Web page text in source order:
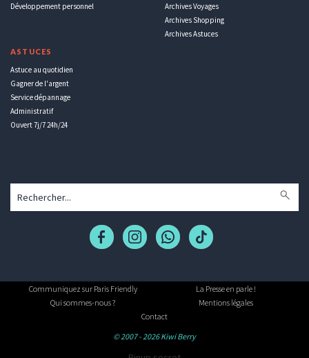
Développement personnel
ASTUCES
Astuce au quotidien
Gagner de l'argent
Service dépannage
Administratif
Ouvert 7j/7 24h/24
Archives Voyages
Archives Shopping
Archives Astuces
Communiquez sur Paris Friendly
La Presse en parle !
Qui sommes-nous ?
Mentions légales
Contact
© 2007 - 2026 Kiwi Berry